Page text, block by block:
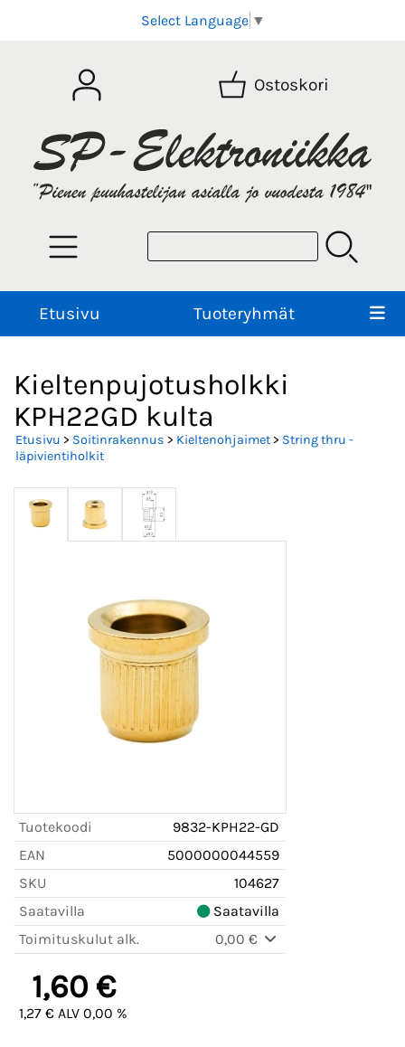
Select Language ▼
Ostoskori
Etusivu Tuoteryhmät
Kieltenpujotusholkki
KPH22GD kulta
Etusivu > Soitinrakennus > Kieltenohjaimet> String thru -
läpivientiholkit
Tuotekoodi
9832-KPH22-GD
EAN
5000000044559
SKU
104627
Saatavilla
Saatavilla
Toimituskulut alk.
0,00 €
1,60 €
1,27 € ALV 0,00 %